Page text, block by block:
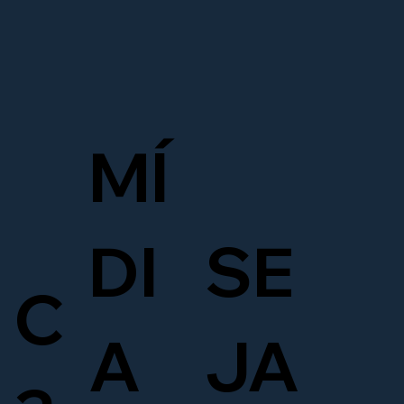
C
SE
JA
MÍ
DI
A